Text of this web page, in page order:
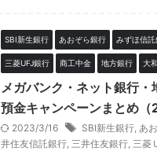
SBI新生銀行 あおぞら銀行 みずほ信託
三菱UFJ銀行 商工中金 地方銀行 大
メガバンク・ネット銀行
預金キャンペーンまとめ（
2023/3/16 SBI新生銀行, あ
井住友信託銀行, 三井住友銀行, 三菱